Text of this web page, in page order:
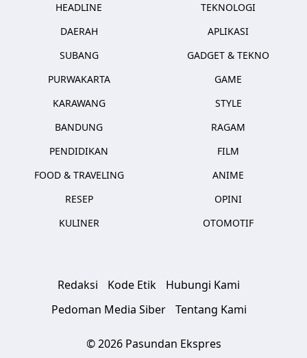
HEADLINE
DAERAH
SUBANG
PURWAKARTA
KARAWANG
BANDUNG
PENDIDIKAN
FOOD & TRAVELING
RESEP
KULINER
TEKNOLOGI
APLIKASI
GADGET & TEKNO
GAME
STYLE
RAGAM
FILM
ANIME
OPINI
OTOMOTIF
Redaksi Kode Etik
Hubungi Kami
Pedoman Media Siber
Tentang Kami
© 2026 Pasundan Ekspres